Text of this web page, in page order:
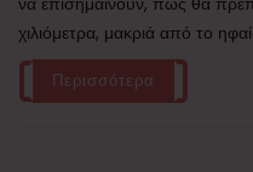
χιλιόμετρα, μακριά από το
Περισσότερα